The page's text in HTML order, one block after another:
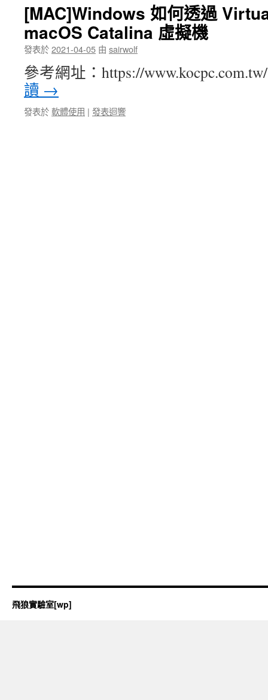
[MAC]Windows 如何透過
macOS Catalina 虛擬機
發表於2021-04-05 由 sairwolf
參考網址：https://
讀 →
發表於軟體使用 | 發表迴響
飛狼實驗室[wp]